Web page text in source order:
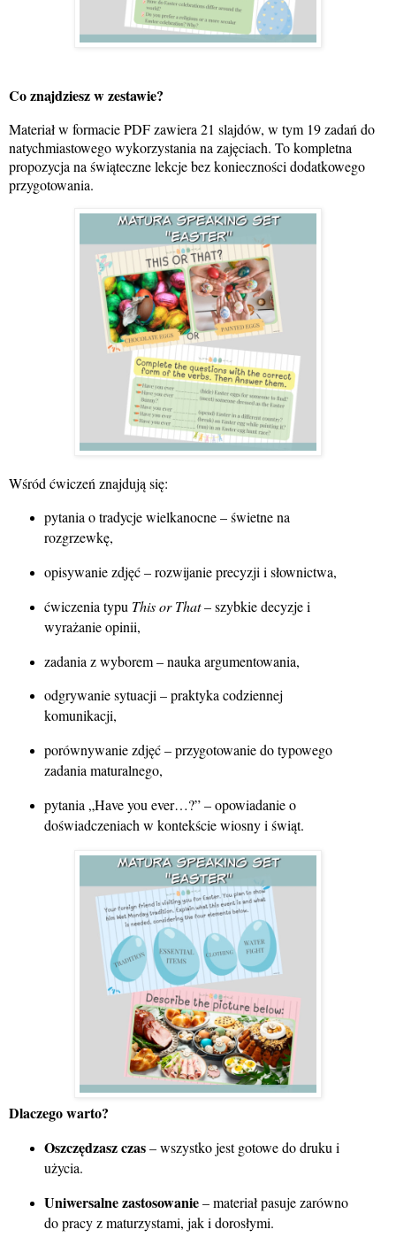
Co znajdziesz w zestawie?
Materiał w formacie PDF zawiera 21 slajdów, w tym 19 zadań do
natychmiastowego wykorzystania na zajęciach. To kompletna
propozycja na świąteczne lekcje bez konieczności dodatkowego
przygotowania.
Wśród ćwiczeń znajdują się:
pytania o tradycje wielkanocne – świetne na
rozgrzewkę,
opisywanie zdjęć – rozwijanie precyzji i słownictwa,
ćwiczenia typu This or That– szybkie decyzje i
wyrażanie opinii,
zadania z wyborem – nauka argumentowania,
odgrywanie sytuacji – praktyka codziennej
komunikacji,
porównywanie zdjęć – przygotowanie do typowego
zadania maturalnego,
pytania „Have you ever…?” – opowiadanie o
doświadczeniach w kontekście wiosny i świąt.
Dlaczego warto?
Oszczędzasz czas– wszystko jest gotowe do druku i
użycia.
Uniwersalne zastosowanie– materiał pasuje zarówno
do pracy z maturzystami, jak i dorosłymi.